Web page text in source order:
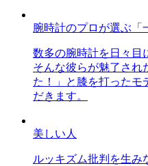
腕時計のプロが選ぶ「
数多の腕時計を日々目
そんな彼らが魅了され
た！」と膝を打ったモ
だきます。
美しい人
ルッキズム批判を生み